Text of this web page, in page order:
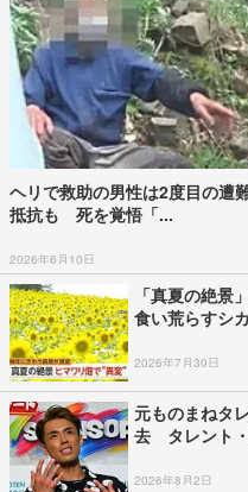
ヘリで救助の男性は2度目の遭
抵抗も 死を覚悟「...
2026年6月10日
「真夏の絶
食い荒らすシ
2026年7月30日
元ものまねタ
去 タレント
2026年8月2日